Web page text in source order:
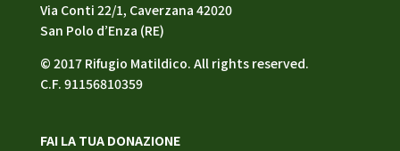
Via Conti 22/1, Caverzana 42020
San Polo d’Enza (RE)
© 2017 Rifugio Matildico. All rights reserved.
C.F. 91156810359
FAI LA TUA DONAZIONE